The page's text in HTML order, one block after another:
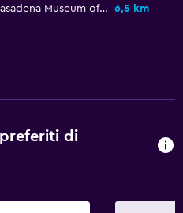
Pasadena Museum of California Art
6,5 km
di